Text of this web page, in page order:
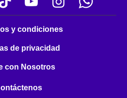
y condiciones
de privacidad
con Nosotros